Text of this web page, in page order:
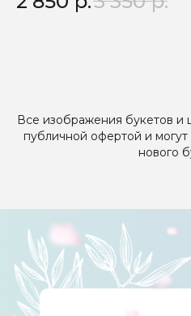
Все изображения букетов и
публичной офертой и могут
нового